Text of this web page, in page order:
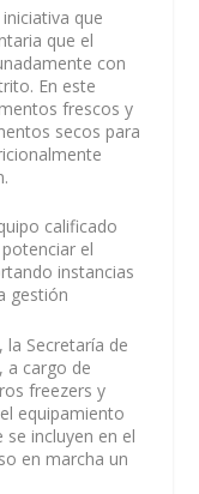
que
que el
con
En este
frescos y
secos para
calificado
el
instancias
gestión
Secretaría de
a cargo de
freezers y
equipamiento
incluyen en el
en marcha un